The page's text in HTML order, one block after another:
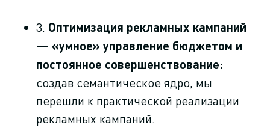
3. Оптимизация рекламных кампаний
— «умное» управление бюджетом и
постоянное совершенствование:
создав семантическое ядро, мы
перешли к практической реализации
рекламных кампаний.